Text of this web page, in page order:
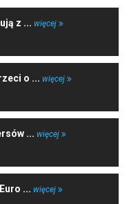
z ... więcej
o ... więcej
... więcej
... więcej